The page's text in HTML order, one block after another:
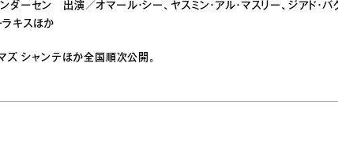
ダーセン 出演／オマール・シー、ヤスミン・アル・マスリー、ジアド・バ
ラキスほか
ズ シャンテほか全国順次公開。